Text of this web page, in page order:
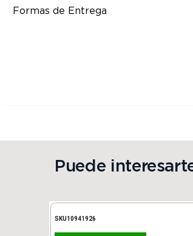
Formas de Entrega
Puede
SKU10941926